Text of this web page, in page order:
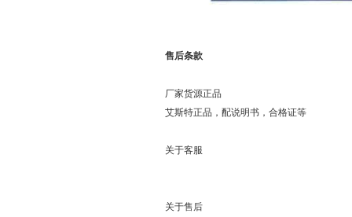
售后条款
厂家货源正品
艾斯特正品，配说明书，合格证等
关于客服
关于售后